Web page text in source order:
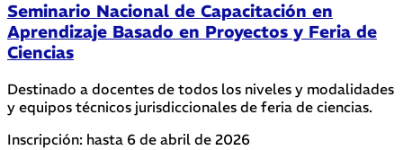
Seminario Nacional de Capacitación en
Aprendizaje Basado en Proyectos y Feria de
Ciencias
Destinado a docentes de todos los niveles y modalidades
y equipos técnicos jurisdiccionales de feria de ciencias.
Inscripción: hasta 6 de abril de 2026